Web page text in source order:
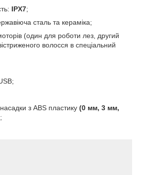
IPX7;
сталь та кераміка;
(один для роботи лез, другий
волосся в спеціальний
з ABS пластику (0 мм, 3 мм,
;